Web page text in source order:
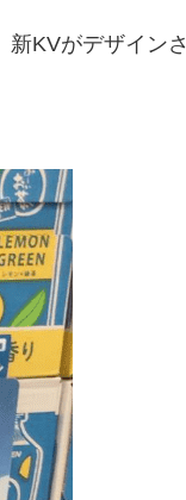
KVがデザインさ